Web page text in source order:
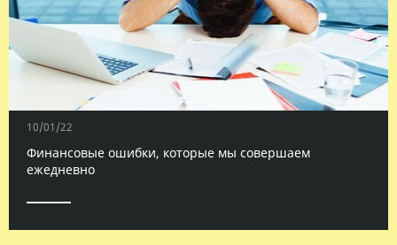
10/01/22
Финансовые ошибки, которые мы совершаем
ежедневно